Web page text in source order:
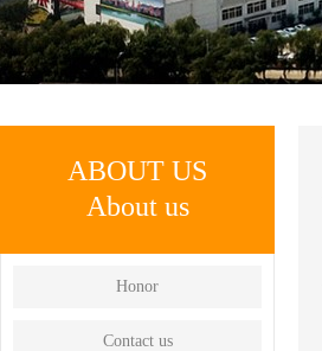
ABOUT US
About us
Honor
Contact us